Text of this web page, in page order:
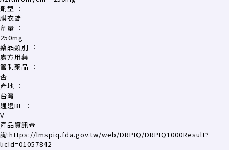
劑型 ：
膜衣錠
劑量 ：
250mg
藥品類別
：
處方用藥
管制藥品 ：
否
產地 ：
台灣
通過BE ：
V
產品資訊查
詢:https://lmspiq.fda.gov.tw/web/DRPIQ/DRPIQ1000Result?
licId=01057842